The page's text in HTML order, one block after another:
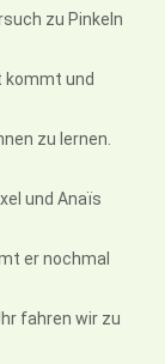
zu Pinkeln
kommt und
zu lernen.
und Anaïs
er nochmal
fahren wir zu